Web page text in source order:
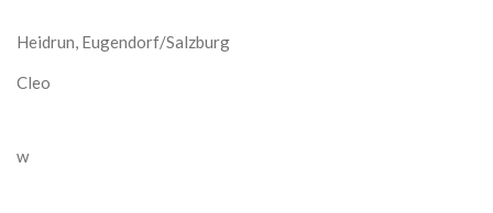
Heidrun, Eugendorf/Salzburg
Cleo
w